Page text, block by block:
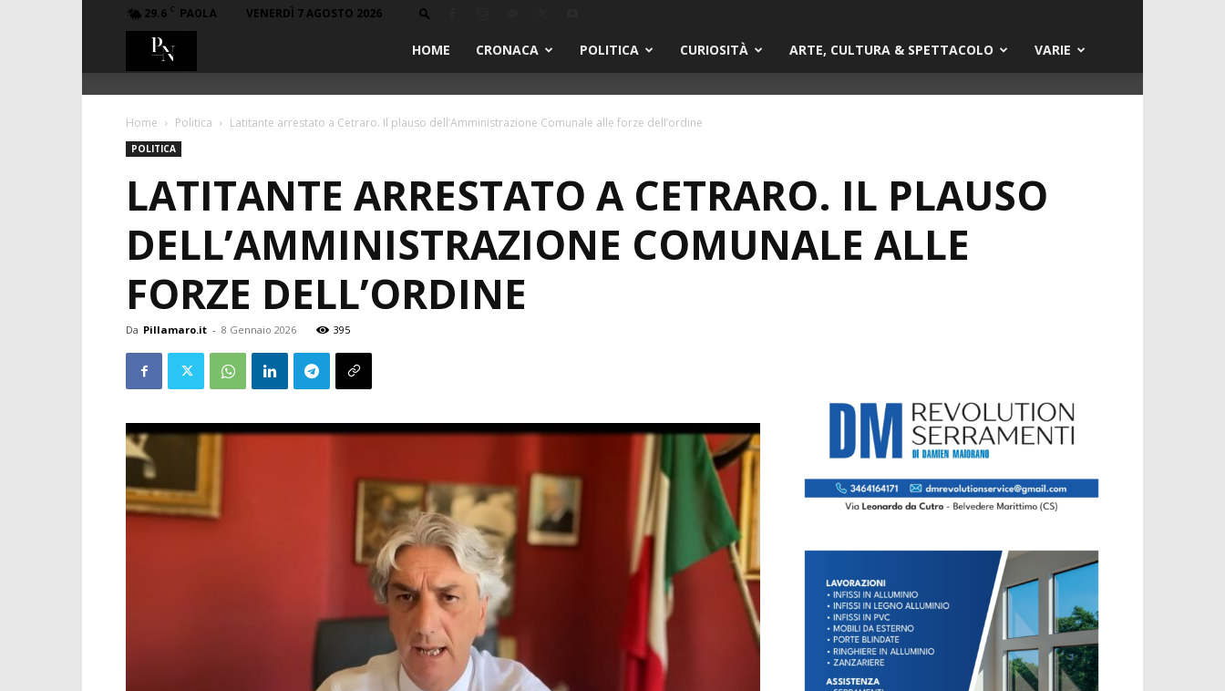
29.6 C PAOLA VENERDÌ 7 AGOSTO 2026
HOME CRONACA POLITICA CURIOSITÀ ARTE, CULTURA & SPETTACOLO VARIE
Home Politica Latitante arrestato a Cetraro. Il plauso dell’Amministrazione Comunale alle forze dell’ordine
POLITICA
LATITANTE ARRESTATO A CETRARO. IL PLAUSO
DELL’AMMINISTRAZIONE COMUNALE ALLE
FORZE DELL’ORDINE
Da Pillamaro.it - 8 Gennaio 2026 395